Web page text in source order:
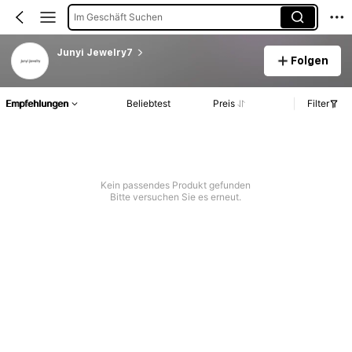
Im Geschäft Suchen
Junyi Jewelry7
Folgen
Empfehlungen Beliebtest Preis Filter
Kein passendes Produkt gefunden
Bitte versuchen Sie es erneut.